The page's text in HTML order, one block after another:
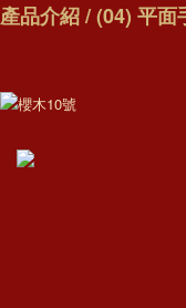
產品介紹 / (04) 平